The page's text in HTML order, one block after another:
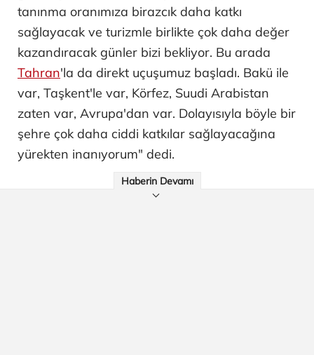
tanınma oranımıza birazcık daha katkı
sağlayacak ve turizmle birlikte çok daha değer
kazandıracak günler bizi bekliyor. Bu arada
Tahran'la da direkt uçuşumuz başladı. Bakü ile
var, Taşkent'le var, Körfez, Suudi Arabistan
zaten var, Avrupa'dan var. Dolayısıyla böyle bir
şehre çok daha ciddi katkılar sağlayacağına
yürekten inanıyorum" dedi.
Haberin Devamı